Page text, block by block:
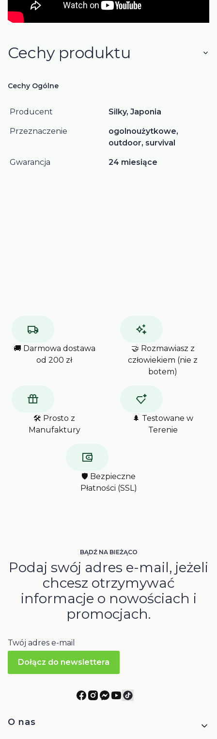
Cechy produktu
Cechy Ogólne
Producent Silky, Japonia
Przeznaczenie
ogolnoużytkowe,
outdoor, survival
Gwarancja 24 miesiące
🚚 Darmowa dostawa
od 200 zł
🤝 Rozmawiasz z
człowiekiem (nie z
botem)
🛠️ Prosto z
Manufaktury
🌲 Testowane w
Terenie
🛡️ Bezpieczne
Płatności (SSL)
BĄDŹ NA BIEŻĄCO
Podaj swój adres e-mail, jeżeli
chcesz otrzymywać
informacje o nowościach i
promocjach.
Twój adres e-mail
Dołącz do newslettera
Linki w stopce
O nas